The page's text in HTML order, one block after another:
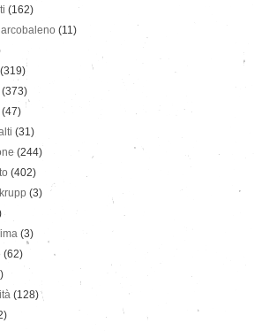
(162)
(11)
(319)
(373)
(47)
(31)
(244)
(402)
(3)
(3)
(62)
(128)